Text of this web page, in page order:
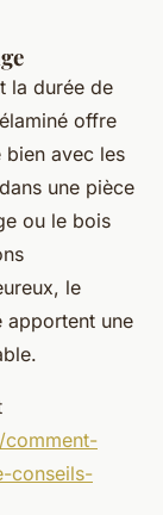
la durée de
offre
avec les
une pièce
ou le bois
le
apportent une
comment-
conseils-